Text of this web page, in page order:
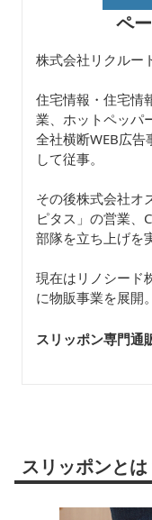
ペ
株式会社リクルー
住宅情報・住宅情
業、ホットペッパ
全社横断WEB広告
して従事。
その後株式会社オ
ピタス」の営業、
部隊を立ち上げを
現在はリノシード
に物販事業を展開。
スリッポン専門通
スリッポンと